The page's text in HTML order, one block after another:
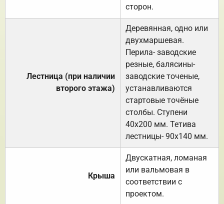
сторон.
Лестница (при наличии
второго этажа)
Деревянная, одно или
двухмаршевая.
Перила- заводские
резные, балясины-
заводские точеные,
устанавливаются
стартовые точёные
столбы. Ступени
40х200 мм. Тетива
лестницы- 90х140 мм.
Крыша
Двускатная, ломаная
или вальмовая в
соответствии с
проектом.